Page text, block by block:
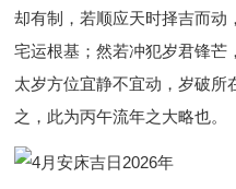
却有制，若顺应天时择吉而动
宅运根基；然若冲犯岁君锋芒
太岁方位宜静不宜动，岁破所
之，此为丙午流年之大略也。